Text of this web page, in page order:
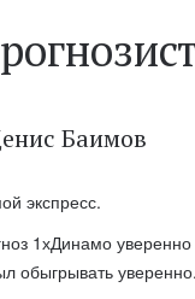
Баимов
экспресс.
1хДинамо
обыгрывать